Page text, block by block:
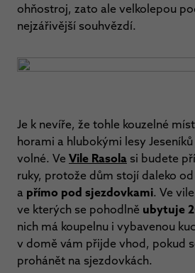
ohňostroj, zato ale velkolepou
nejzářivější souhvězdí.
Je k nevíře, že tohle kouzelné
horami a hlubokými lesy
volné. Ve Vile Rasola si budete
ruky, protože dům stojí daleko
a přímo pod sjezdovkami. Ve
ve kterých se pohodlně ubytuje
nich má koupelnu i vybavenou
v domě vám přijde vhod, pokud
prohánět na sjezdovkách.